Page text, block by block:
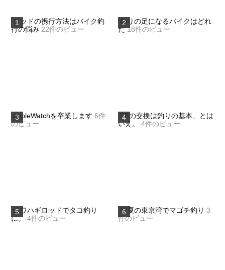
ロッドの携行方法はバイク釣
行の悩み 22件のビュー
釣りの足になるバイクはどれ
だ 18件のビュー
AppleWatchを卒業します 6件
のビュー
PEの交換は釣りの基本、とは
いえ。
4件のビュー
カワハギロッドでタコ釣り
に。 4件のビュー
初夏の東京湾でマゴチ釣り 3
件のビュー